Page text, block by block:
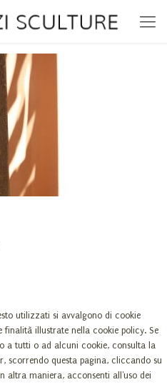
utilizzati si avvalgono di cookie
illustrate nella cookie policy. Se
a tutti o ad alcuni cookie, consulta la
scorrendo questa pagina, cliccando su
altra maniera, acconsenti all'uso dei